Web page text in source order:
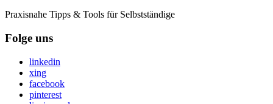
Praxisnahe Tipps & Tools für Selbstständige
Folge uns
linkedin
xing
facebook
pinterest